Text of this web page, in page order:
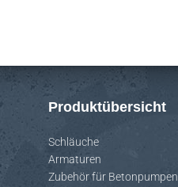
Produktübersicht
Schläuche
Armaturen
Zubehör für Betonpumpen